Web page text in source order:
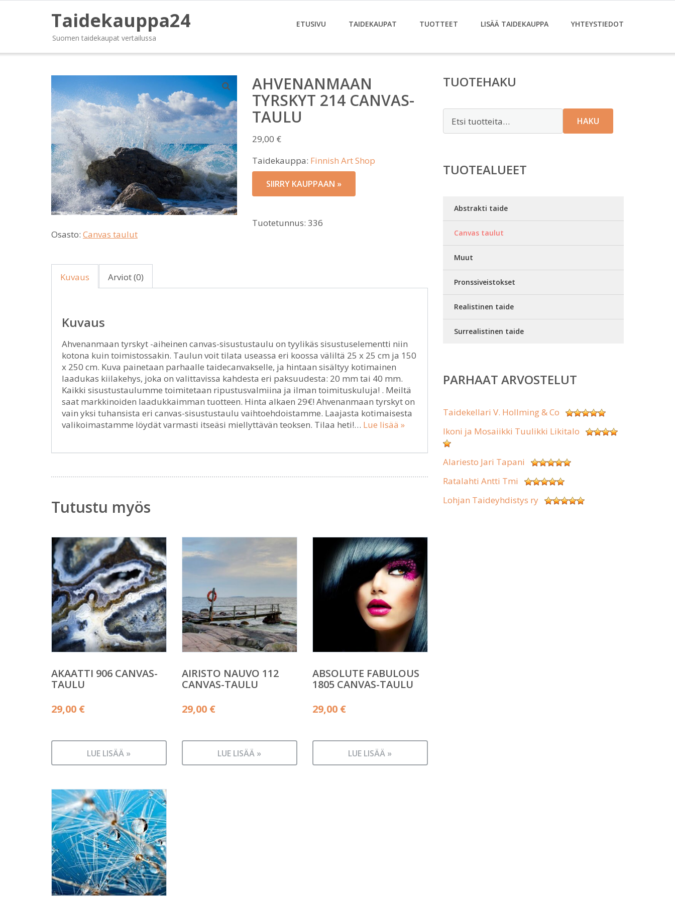
Taidekauppa24
Suomen taidekaupat vertailussa
ETUSIVU TAIDEKAUPAT TUOTTEET LISÄÄ TAIDEKAUPPA YHTEYSTIEDOT
AHVENANMAAN
TYRSKYT 214 CANVAS-
TAULU
29,00 €
Taidekauppa: Finnish Art Shop
SIIRRY KAUPPAAN »
Tuotetunnus: 336
Osasto: Canvas taulut
Kuvaus Arviot (0)
Kuvaus
Ahvenanmaan tyrskyt -aiheinen canvas-sisustustaulu on tyylikäs sisustuselementti niin
kotona kuin toimistossakin. Taulun voit tilata useassa eri koossa väliltä 25 x 25 cm ja 150
x 250 cm. Kuva painetaan parhaalle taidecanvakselle, ja hintaan sisältyy kotimainen
laadukas kiilakehys, joka on valittavissa kahdesta eri paksuudesta: 20 mm tai 40 mm.
Kaikki sisustustaulumme toimitetaan ripustusvalmiina ja ilman toimituskuluja! . Meiltä
saat markkinoiden laadukkaimman tuotteen. Hinta alkaen 29€! Ahvenanmaan tyrskyt on
vain yksi tuhansista eri canvas-sisustustaulu vaihtoehdoistamme. Laajasta kotimaisesta
valikoimastamme löydät varmasti itseäsi miellyttävän teoksen. Tilaa heti!… Lue lisää »
Tutustu myös
AKAATTI 906 CANVAS-
TAULU
29,00 €
LUE LISÄÄ »
AIRISTO NAUVO 112
CANVAS-TAULU
29,00 €
LUE LISÄÄ »
ABSOLUTE FABULOUS
1805 CANVAS-TAULU
29,00 €
LUE LISÄÄ »
TUOTEHAKU
HAKU
TUOTEALUEET
Abstrakti taide
Canvas taulut
Muut
Pronssiveistokset
Realistinen taide
Surrealistinen taide
PARHAAT ARVOSTELUT
Taidekellari V. Hollming & Co
Ikoni ja Mosaiikki Tuulikki Likitalo
Alariesto Jari Tapani
Ratalahti Antti Tmi
Lohjan Taideyhdistys ry